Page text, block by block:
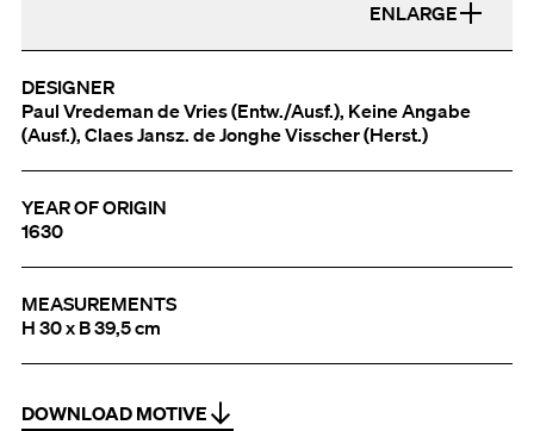
ENLARGE
DESIGNER
Paul Vredeman de Vries (Entw./Ausf.), Keine Angabe
(Ausf.), Claes Jansz. de Jonghe Visscher (Herst.)
YEAR OF ORIGIN
1630
MEASUREMENTS
H 30 x B 39,5 cm
DOWNLOAD MOTIVE